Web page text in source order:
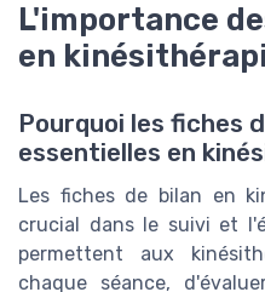
L'importance
en
Pourquoi les fiches
essentielles en
Les fiches de bilan en
crucial dans le suivi et
permettent aux
chaque séance,